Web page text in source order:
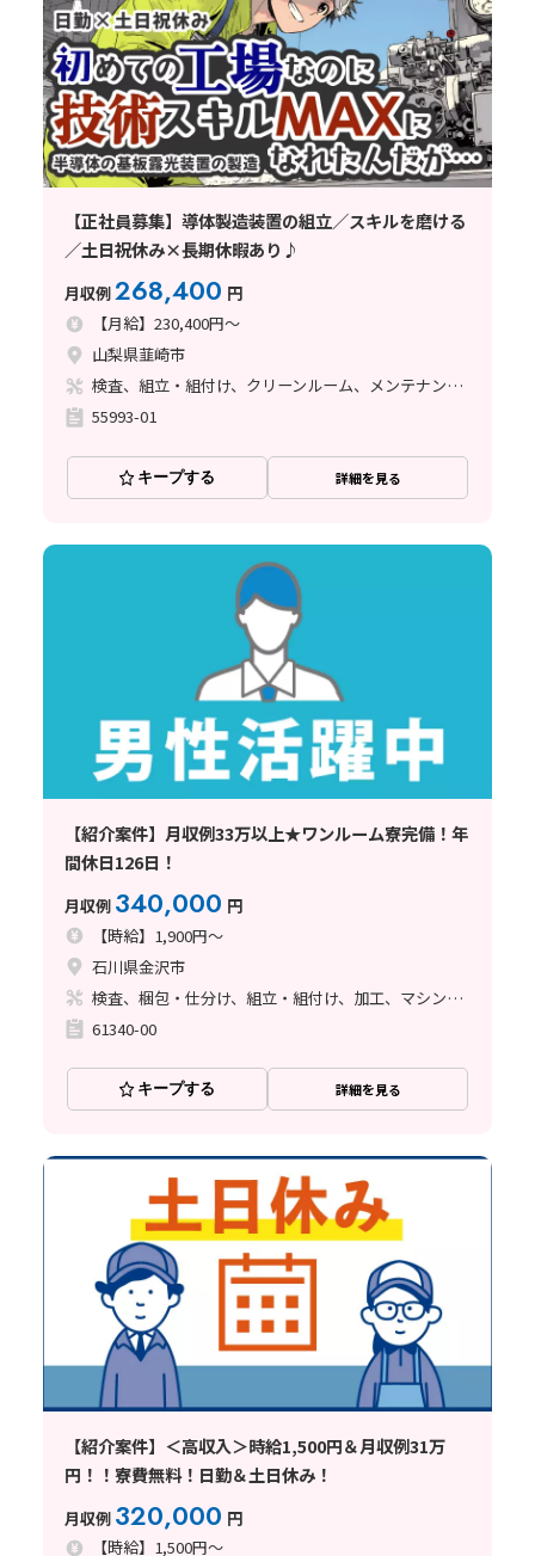
【正社員募集】導体製造装置の組立／スキルを磨ける
／土日祝休み×長期休暇あり♪
月収例268,400 円
【月給】230,400円～
山梨県韮崎市
検査、組立・組付け、クリーンルーム、メンテナンス・保全、座り作業、立ち作業
55993-01
キープする 詳細を見る
【紹介案件】月収例33万以上★ワンルーム寮完備！年
間休日126日！
月収例 340,000 円
【時給】1,900円～
石川県金沢市
検査、梱包・仕分け、組立・組付け、加工、マシンオペレーター
61340-00
キープする 詳細を見る
【紹介案件】＜高収入＞時給1,500円＆月収例31万
円！！寮費無料！日勤＆土日休み！
月収例 320,000 円
【時給】1,500円～